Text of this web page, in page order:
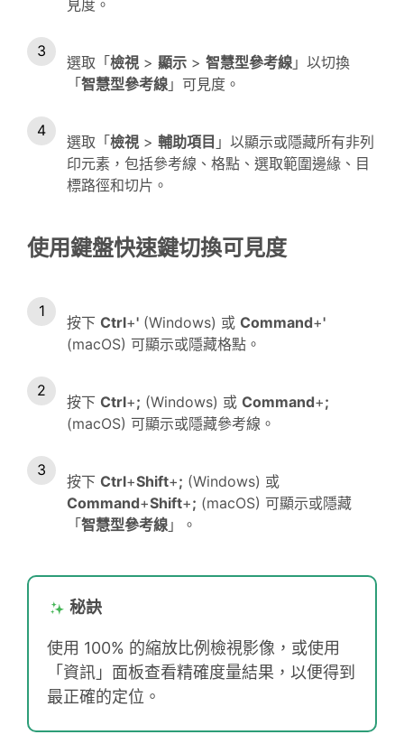
見度。
選取「檢視 > 顯示 > 智慧型參考線 」以切換
「智慧型參考線 」可見度。
選取「檢視 > 輔助項目 」以顯示或隱藏所有非列
印元素，包括參考線、格點、選取範圍邊緣、目
標路徑和切片。
使用鍵盤快速鍵切換可見度
按下 Ctrl+' (Windows) 或 Command+'
(macOS) 可顯示或隱藏格點。
按下 Ctrl+; (Windows) 或 Command+;
(macOS) 可顯示或隱藏參考線。
按下 Ctrl+Shift+; (Windows) 或
Command+Shift+; (macOS) 可顯示或隱藏
「智慧型參考線 」。
秘訣
使用 100% 的縮放比例檢視影像，或使用
「資訊」面板查看精確度量結果，以便得到
最正確的定位。